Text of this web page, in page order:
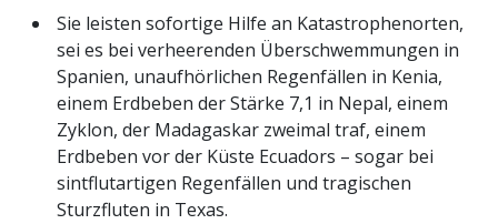
Sie leisten sofortige Hilfe an Katastrophenorten,
sei es bei verheerenden Überschwemmungen in
Spanien, unaufhörlichen Regenfällen in Kenia,
einem Erdbeben der Stärke 7,1 in Nepal, einem
Zyklon, der Madagaskar zweimal traf, einem
Erdbeben vor der Küste Ecuadors – sogar bei
sintflutartigen Regenfällen und tragischen
Sturzfluten in Texas.